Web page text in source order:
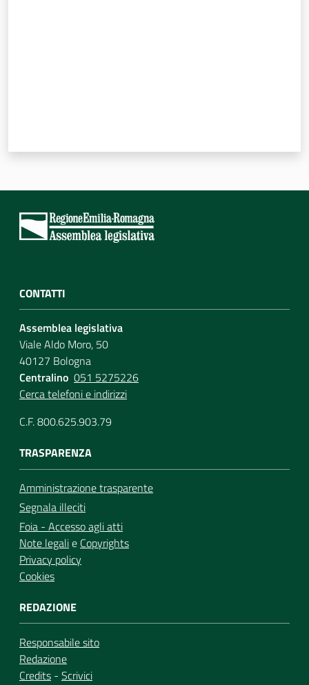
CONTATTI
Assemblea legislativa
Viale Aldo Moro, 50
40127 Bologna
Centralino 051 5275226
Cerca telefoni e indirizzi
C.F. 800.625.903.79
TRASPARENZA
Amministrazione trasparente
Segnala illeciti
Foia - Accesso agli atti
Note legalie Copyrights
Privacy policy
Cookies
REDAZIONE
Responsabile sito
Redazione
Credits - Scrivici